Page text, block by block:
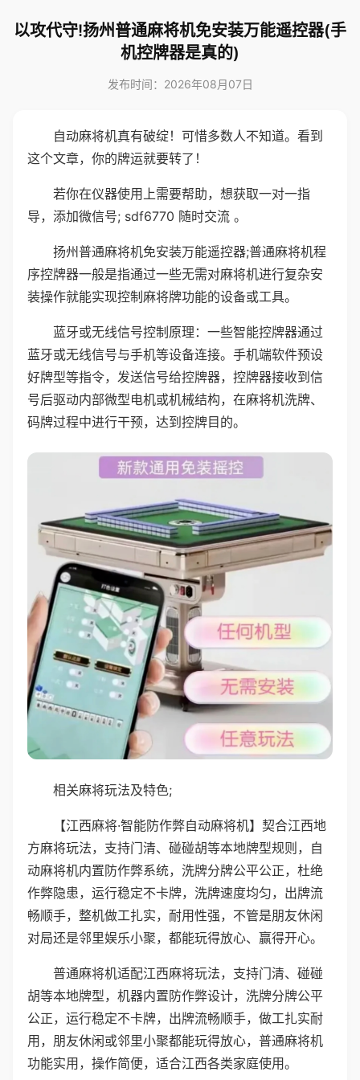
以攻代守!扬州普通麻将机免安装万能遥控器(手
机控牌器是真的)
发布时间：2026年08月07日
自动麻将机真有破绽！可惜多数人不知道。看到
这个文章，你的牌运就要转了！
若你在仪器使用上需要帮助，想获取一对一指
导，添加微信号; sdf6770 随时交流 。
扬州普通麻将机免安装万能遥控器;普通麻将机程
序控牌器一般是指通过一些无需对麻将机进行复杂安
装操作就能实现控制麻将牌功能的设备或工具。
蓝牙或无线信号控制原理：一些智能控牌器通过
蓝牙或无线信号与手机等设备连接。手机端软件预设
好牌型等指令，发送信号给控牌器，控牌器接收到信
号后驱动内部微型电机或机械结构，在麻将机洗牌、
码牌过程中进行干预，达到控牌目的。
相关麻将玩法及特色;
【江西麻将·智能防作弊自动麻将机】契合江西地
方麻将玩法，支持门清、碰碰胡等本地牌型规则，自
动麻将机内置防作弊系统，洗牌分牌公平公正，杜绝
作弊隐患，运行稳定不卡牌，洗牌速度均匀，出牌流
畅顺手，整机做工扎实，耐用性强，不管是朋友休闲
对局还是邻里娱乐小聚，都能玩得放心、赢得开心。
普通麻将机适配江西麻将玩法，支持门清、碰碰
胡等本地牌型，机器内置防作弊设计，洗牌分牌公平
公正，运行稳定不卡牌，出牌流畅顺手，做工扎实耐
用，朋友休闲或邻里小聚都能玩得放心，普通麻将机
功能实用，操作简便，适合江西各类家庭使用。